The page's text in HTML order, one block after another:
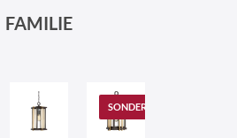
FAMILIE
SONDERANGEBOT